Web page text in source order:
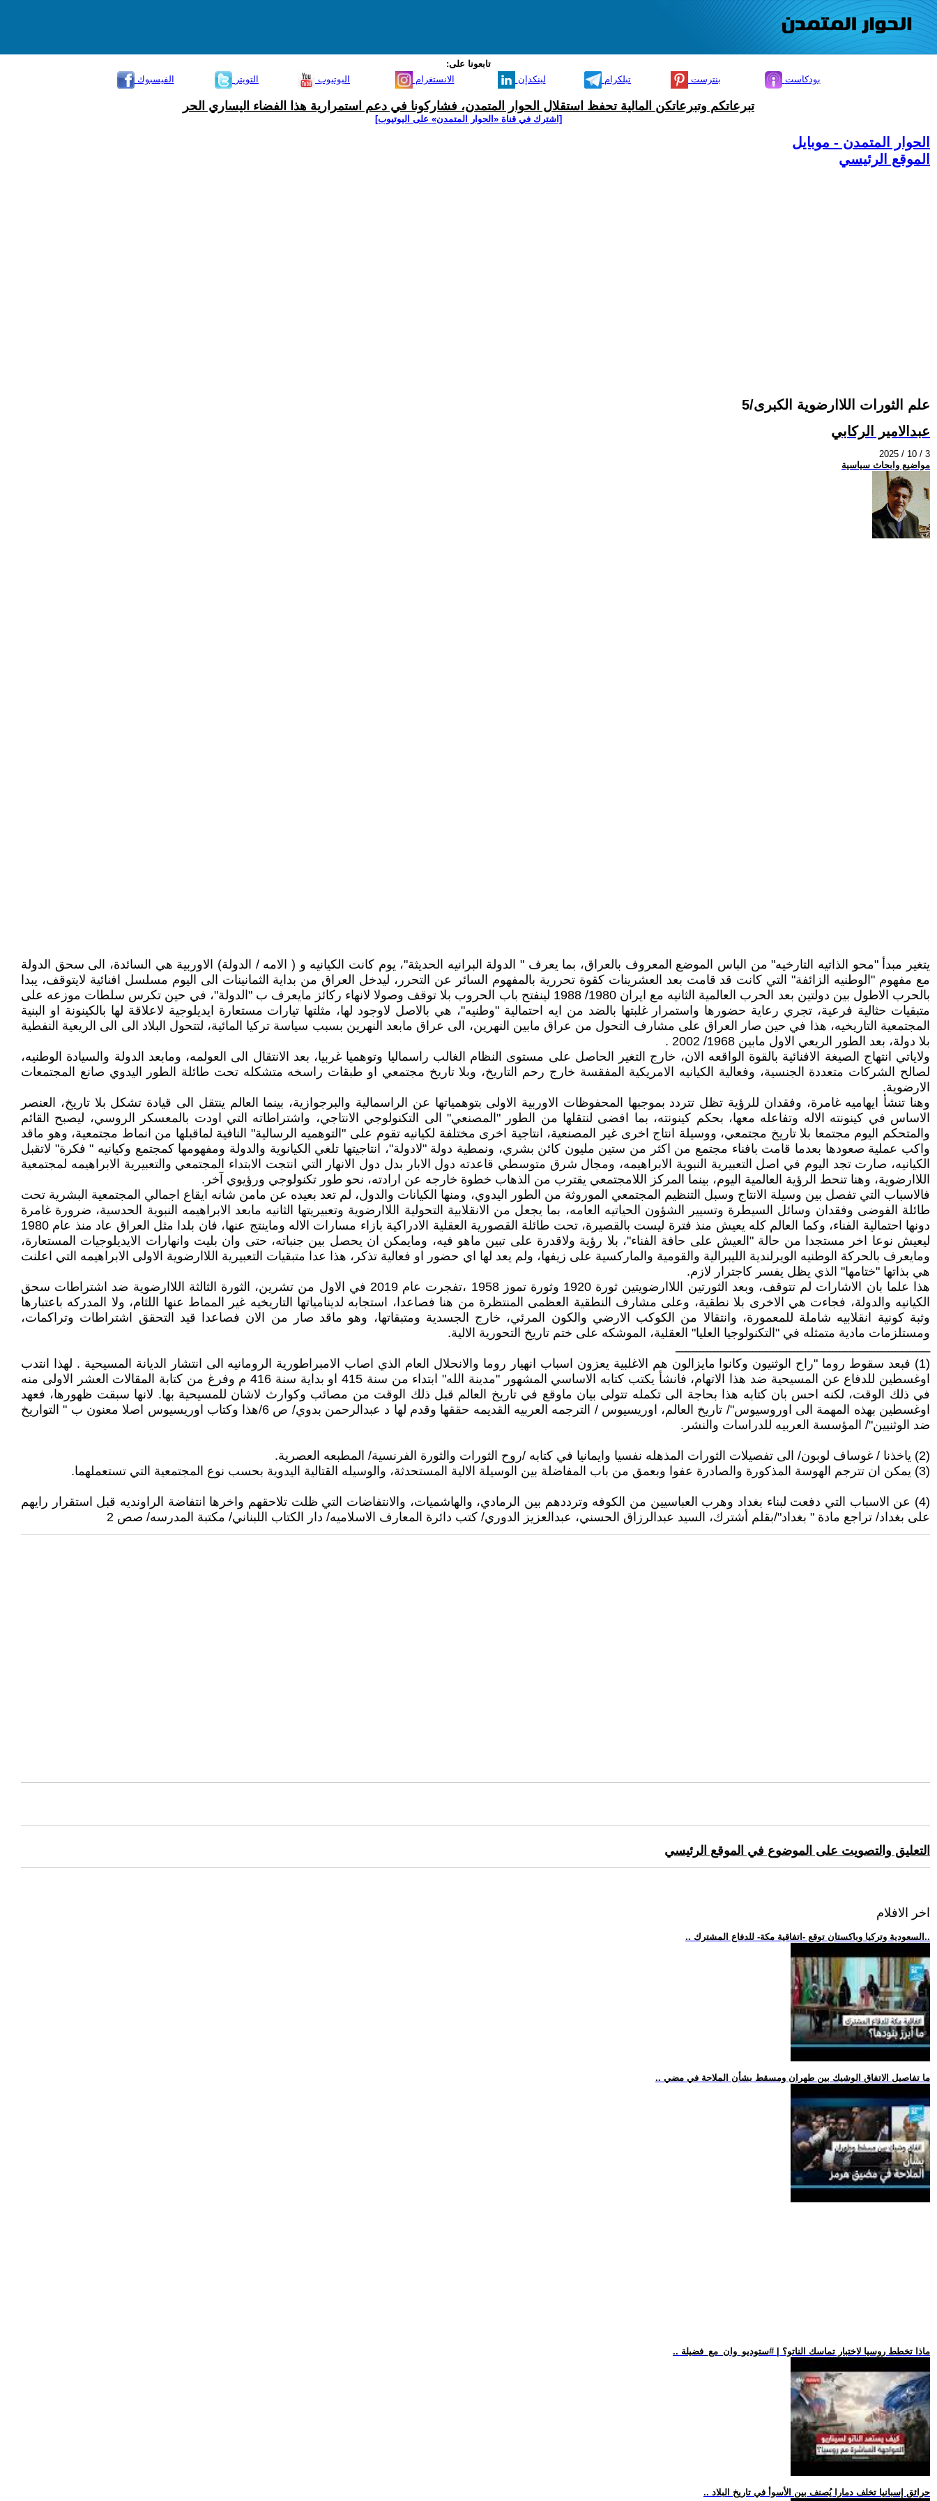
تابعونا على:
الفيسبوك
التويتر اليوتيوب الانستغرام لينكدإن تيلكرام بنترست بودكاست
تبرعاتكم وتبرعاتكن المالية تحفظ استقلال الحوار المتمدن، فشاركونا في دعم استمرارية هذا الفضاء اليساري الحر
[اشترك في قناة ‫«الحوار المتمدن» على اليوتيوب]
الحوار المتمدن - موبايل
الموقع الرئيسي
علم الثورات اللاارضوية الكبرى/5
عبدالامير الركابي
2025 / 10 / 3
مواضيع وابحاث سياسية
يتغير مبدأ "محو الذاتيه التارخيه" من الباس الموضع المعروف بالعراق، بما يعرف " الدولة البرانيه الحديثة"، يوم كانت الكيانيه و ( الامه / الدولة) الاوربية هي السائدة، الى سحق الدولة
مع مفهوم "الوطنيه الزائفة" التي كانت قد قامت بعد العشرينات كقوة تحررية بالمفهوم السائر عن التحرر، ليدخل العراق من بداية الثمانينات الى اليوم مسلسل افنائية لايتوقف، يبدا
بالحرب الاطول بين دولتين بعد الحرب العالمية الثانيه مع ايران 1980/ 1988 لينفتح باب الحروب بلا توقف وصولا لانهاء ركائز مايعرف ب "الدولة"، في حين تكرس سلطات موزعه على
متبقيات حثالية فرعية، تجري رعاية حضورها واستمرار غلبتها بالضد من ايه احتمالية "وطنيه"، هي بالاصل لاوجود لها، مثلتها تيارات مستعارة ايديلوجية لاعلاقة لها بالكينونة او البنية
المجتمعية التاريخيه، هذا في حين صار العراق على مشارف التحول من عراق مابين النهرين، الى عراق مابعد النهرين بسبب سياسة تركيا المائية، لتتحول البلاد الى الى الريعية النفطية
بلا دولة، بعد الطور الريعي الاول مابين 1968/ 2002 .
ولاياتي انتهاج الصيغة الافنائية بالقوة الواقعه الان، خارج التغير الحاصل على مستوى النظام الغالب راسماليا وتوهميا غربيا، بعد الانتقال الى العولمه، ومابعد الدولة والسيادة الوطنيه،
لصالح الشركات متعددة الجنسية، وفعالية الكيانيه الامريكية المفقسة خارج رحم التاريخ، وبلا تاريخ مجتمعي او طبقات راسخه متشكله تحت طائلة الطور اليدوي صانع المجتمعات
الارضوية.
وهنا تنشأ ايهاميه غامرة، وفقدان للرؤية تظل تتردد بموجبها المحفوظات الاوربية الاولى بتوهمياتها عن الراسمالية والبرجوازية، بينما العالم ينتقل الى قيادة تشكل بلا تاريخ، العنصر
الاساس في كينونته الاله وتفاعله معها، بحكم كينونته، بما افضى لنتقلها من الطور "المصنعي" الى التكنولوجي الانتاجي، واشتراطاته التي اودت بالمعسكر الروسي، ليصبح القائم
والمتحكم اليوم مجتمعا بلا تاريخ مجتمعي، ووسيلة انتاج اخرى غير المصنعية، انتاجية اخرى مختلفة لكيانيه تقوم على "التوهميه الرسالية" النافية لماقبلها من انماط مجتمعية، وهو ماقد
واكب عملية صعودها بعدما قامت بافناء مجتمع من اكثر من ستين مليون كائن بشري، ونمطية دولة "لادولة"، انتاجيتها تلغي الكيانوية والدولة ومفهومها كمجتمع وكيانيه " فكرة" لاتقبل
الكيانيه، صارت تجد اليوم في اصل التعبيرية النبوية الابراهيمه، ومجال شرق متوسطي قاعدته دول الابار بدل دول الانهار التي انتجت الابتداء المجتمعي والتعبيرية الابراهيمه لمجتمعية
اللاارضوية، وهنا تنحط الرؤية العالمية اليوم، بينما المركز اللامجتمعي يقترب من الذهاب خطوة خارجه عن ارادته، نحو طور تكنولوجي ورؤيوي آخر.
فالاسباب التي تفصل بين وسيلة الانتاج وسبل التنظيم المجتمعي الموروثة من الطور اليدوي، ومنها الكيانات والدول، لم تعد بعيده عن مامن شانه ايقاع اجمالي المجتمعية البشرية تحت
طائلة الفوضى وفقدان وسائل السيطرة وتسيير الشؤون الحياتيه العامه، بما يجعل من الانقلابية التحولية اللاارضوية وتعبيريتها الثانيه مابعد الابراهيمه النبوية الحدسية، ضرورة غامرة
دونها احتمالية الفناء، وكما العالم كله يعيش منذ فترة ليست بالقصيرة، تحت طائلة القصورية العقلية الادراكية بازاء مسارات الاله وماينتج عنها، فان بلدا مثل العراق عاد منذ عام 1980
ليعيش نوعا اخر مستجدا من حالة "العيش على حافة الفناء"، بلا رؤية ولاقدرة على تبين ماهو فيه، ومايمكن ان يحصل بين جنباته، حتى وان بليت وانهارات الايديلوجيات المستعارة،
ومايعرف بالحركة الوطنيه الويرلندية الليبرالية والقومية والماركسية على زيفها، ولم يعد لها اي حضور او فعالية تذكر، هذا عدا متبقيات التعبيرية اللاارضوية الاولى الابراهيمه التي اعلنت
هي بذاتها "ختامها" الذي يظل يفسر كاجترار لازم.
هذا علما بان الاشارات لم تتوقف، وبعد الثورتين اللاارضويتين ثورة 1920 وثورة تموز 1958 ،تفجرت عام 2019 في الاول من تشرين، الثورة الثالثة اللاارضوية ضد اشتراطات سحق
الكيانيه والدولة، فجاءت هي الاخرى بلا نطقية، وعلى مشارف النطقية العظمى المنتظرة من هنا فصاعدا، استجابه لدينامياتها التاريخيه غير المماط عنها اللثام، ولا المدركه باعتبارها
وثبة كونية انقلابيه شاملة للمعمورة، وانتقالا من الكوكب الارضي والكون المرئي، خارج الجسدية ومتبقاتها، وهو ماقد صار من الان فصاعدا قيد التحقق اشتراطات وتراكمات،
ومستلزمات مادية متمثله في "التكنولوجيا العليا" العقلية، الموشكه على ختم تاريخ التحورية الالية.
ـــــــــــــــــــــــــــــــــــــــــــــــــــــــــــــــــــــــــ
(1) فبعد سقوط روما "راح الوثنيون وكانوا مايزالون هم الاغلبية يعزون اسباب انهيار روما والانحلال العام الذي اصاب الامبراطورية الرومانيه الى انتشار الديانة المسيحية . لهذا انتدب
اوغسطين للدفاع عن المسيحية ضد هذا الاتهام، فانشأ يكتب كتابه الاساسي المشهور "مدينة الله" ابتداء من سنة 415 او بداية سنة 416 م وفرغ من كتابة المقالات العشر الاولى منه
في ذلك الوقت، لكنه احس بان كتابه هذا بحاجة الى تكمله تتولى بيان ماوقع في تاريخ العالم قبل ذلك الوقت من مصائب وكوارث لاشان للمسيحية بها. لانها سبقت ظهورها، فعهد
اوغسطين بهذه المهمة الى اوروسيوس"/ تاريخ العالم، اوريسيوس / الترجمه العربيه القديمه حققها وقدم لها د عبدالرحمن بدوي/ ص 6/هذا وكتاب اوريسيوس اصلا معنون ب " التواريخ
ضد الوثنيين"/ المؤسسة العربيه للدراسات والنشر.
(2) ياخذنا / غوساف لوبون/ الى تفصيلات الثورات المذهله نفسيا وايمانيا في كتابه /روح الثورات والثورة الفرنسية/ المطبعه العصرية.
(3) يمكن ان تترجم الهوسة المذكورة والصادرة عفوا وبعمق من باب المفاضلة بين الوسيلة الالية المستحدثة، والوسيله القتالية اليدوية بحسب نوع المجتمعية التي تستعملهما.
(4) عن الاسباب التي دفعت لبناء بغداد وهرب العباسيين من الكوفه وترددهم بين الرمادي، والهاشميات، والانتفاضات التي ظلت تلاحقهم واخرها انتفاضة الراونديه قبل استقرار رايهم
على بغداد/ تراجع مادة " بغداد"/بقلم أشترك، السيد عبدالرزاق الحسني، عبدالعزيز الدوري/ كتب دائرة المعارف الاسلاميه/ دار الكتاب اللبناني/ مكتبة المدرسه/ صص 2
التعليق والتصويت على الموضوع في الموقع الرئيسي
اخر الافلام
.. السعودية وتركيا وباكستان توقع -اتفاقية مكة- للدفاع المشترك..
.. ما تفاصيل الاتفاق الوشيك بين طهران ومسقط بشأن الملاحة في مضي
.. ماذا تخطط روسيا لاختبار تماسك الناتو؟ | #ستوديو_وان_مع_فضيلة
.. حرائق إسبانيا تخلف دمارا يُصنف بين الأسوأ في تاريخ البلاد